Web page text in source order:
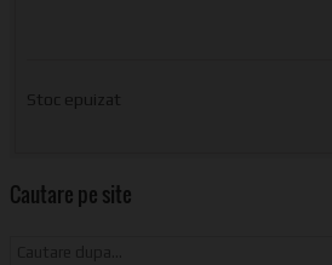
Stoc epuizat
Cautare pe site